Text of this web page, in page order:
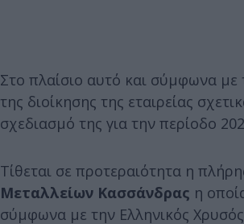
Στο πλαίσιο αυτό και σύμφωνα
της διοίκησης της εταιρείας
σχεδιασμό της για την περίοδο
Τίθεται σε προτεραιότητα η
Μεταλλείων Κασσάνδρας η
σύμφωνα με την Ελληνικός